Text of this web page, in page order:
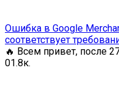
Ошибка в Google
соответствует
🔥 Всем привет, после
01.8к.